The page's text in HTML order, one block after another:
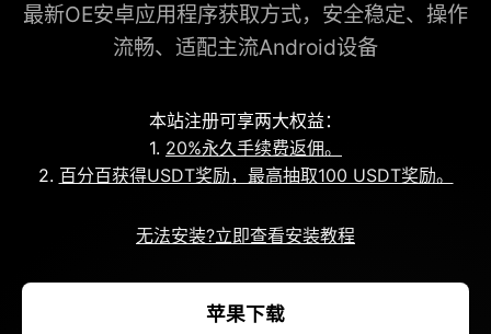
最新OE安卓应用程序获取方式，安全稳定、操作
流畅、适配主流Android设备
本站注册可享两大权益：
1. 20%永久手续费返佣。
2. 百分百获得USDT奖励，最高抽取100 USDT奖励。
无法安装?立即查看安装教程
苹果下载